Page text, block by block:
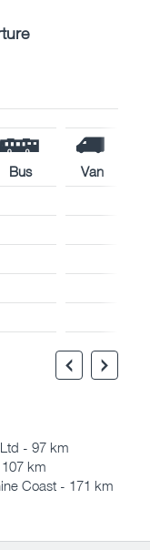
Bus
Van
- 97 km
km
Coast - 171 km